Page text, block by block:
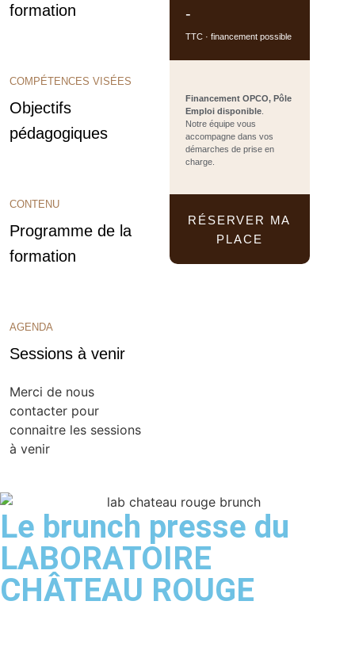
formation
COMPÉTENCES VISÉES
Objectifs
pédagogiques
CONTENU
Programme de la
formation
AGENDA
Sessions à venir
Merci de nous
contacter pour
connaitre les sessions
à venir
-
TTC · financement possible
Financement OPCO, Pôle
Emploi disponible.
Notre équipe vous
accompagne dans vos
démarches de prise en
charge.
RÉSERVER MA
PLACE
Le brunch presse du
LABORATOIRE
CHÂTEAU ROUGE